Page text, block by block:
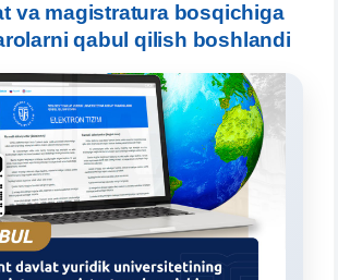
va magistratura bosqichiga
qabul qilish boshlandi
ushbu
— keyin shu mavzudagi aniq
1. Hujjatlar (bakalavr) (5) 2. Hujjatlar (magistr) (4)
3. Suhbat (bakalavr) (8) 4. Suhbat (magistr) (5)
5. To'lov-kontrakt (2)